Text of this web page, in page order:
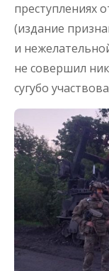
преступлениях
(издание
и
не совершил
сугубо